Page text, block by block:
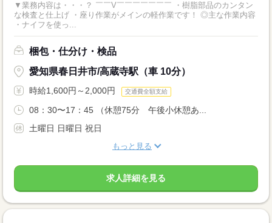
▼業務内容は・・・？ ￣￣V￣￣￣￣￣￣￣ ・樹脂部品のカンタン
な検査と仕上げ ・座り作業がメインの軽作業です！ ◎主な作業内容
・ナイフを使っ...
梱包・仕分け・検品
愛知県春日井市/高蔵寺駅（車 10分）
時給1,600円～2,000円 交通費全額支給
08：30〜17：45 （休憩75分 午後小休憩あ...
土曜日 日曜日 祝日
もっと見る
求人詳細を見る